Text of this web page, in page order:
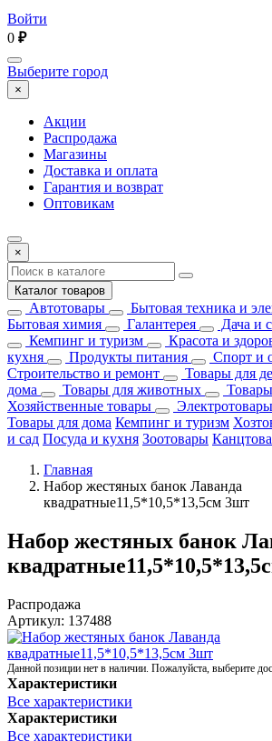
Войти
0 ₽
Выберите город
×
Акции
Распродажа
Магазины
Доставка и оплата
Гарантия и возврат
Оптовикам
×
Каталог товаров
Автотовары
Бытовая техника и
Бытовая химия
Галантерея Дача и
Кемпинг и туризм
Красота и
кухня
Продукты питания
Спорт и
Строительство и ремонт
Товары для
дома
Товары для животных
Хозяйственные товары
Электротовары
Товары для дома Кемпинг и туризм
и сад Посуда и кухня Зоотовары
Главная
Набор жестяных банок Лаванда
квадратные11,5*10,5*13,5см 3шт
Набор жестяных банок
Распродажа
Артикул: 137488
Данной позиции нет в наличии. Пожалуйста, выберите
Характеристики
Все характеристики
Характеристики
Все характеристики